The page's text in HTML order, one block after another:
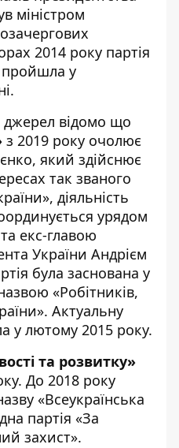
міністром
2014 року партія
у
джерел відомо що
з 2019 року очолює
який здійснює
так званого
діяльність
урядом
екс-главою
України Андрієм
була заснована у
«Робітників,
Актуальну
у лютому 2015 року.
та розвитку»
До 2018 року
«Всеукраїнська
партія «За
захист».